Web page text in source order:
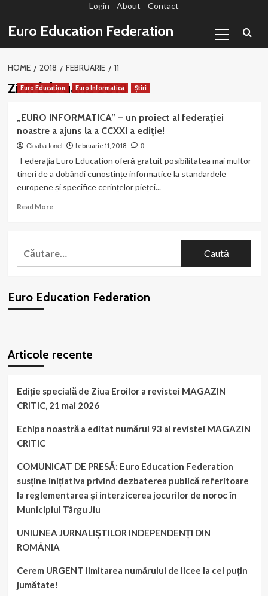
conținut
Login About Contact
Euro Education Federation
Menu
HOME 2018 FEBRUARIE 11
Zi:11 februarie 2018
Euro Education Euro Informatica Știri
„EURO INFORMATICA” – un proiect al federației
noastre a ajuns la a CCXXI a ediție!
Cioaba Ionel februarie 11, 2018 0
Federația Euro Education oferă gratuit posibilitatea mai multor
tineri de a dobândi cunoștințe informatice la standardele
europene și specifice cerințelor pieței...
Read MoreRead
„EURO
INFORMATICA”
al
la
Caută
Euro Education Federation
Articole recente
Ediție specială de Ziua Eroilor a revistei MAGAZIN
CRITIC, 21 mai 2026
Echipa noastră a editat numărul 93 al revistei MAGAZIN
CRITIC
COMUNICAT DE PRESĂ: Euro Education Federation
susține inițiativa privind dezbaterea publică referitoare
la reglementarea și interzicerea jocurilor de noroc în
Municipiul Târgu Jiu
UNIUNEA JURNALIȘTILOR INDEPENDENȚI DIN
ROMÂNIA
Cerem URGENT limitarea numărului de licee la cel puțin
jumătate!